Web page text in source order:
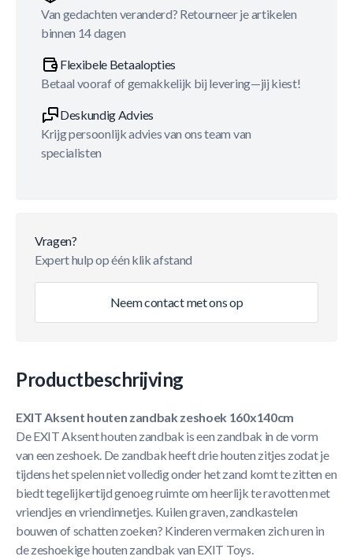
Van gedachten veranderd? Retourneer je artikelen
binnen 14 dagen
Flexibele Betaalopties
Betaal vooraf of gemakkelijk bij levering—jij kiest!
Deskundig Advies
Krijg persoonlijk advies van ons team van
specialisten
Vragen?
Expert hulp op één klik afstand
Neem contact met ons op
Productbeschrijving
EXIT Aksent houten zandbak zeshoek 160x140cm
De EXIT Aksent houten zandbak is een zandbak in de vorm
van een zeshoek. De zandbak heeft drie houten zitjes zodat je
tijdens het spelen niet volledig onder het zand komt te zitten en
biedt tegelijkertijd genoeg ruimte om heerlijk te ravotten met
vriendjes en vriendinnetjes. Kuilen graven, zandkastelen
bouwen of schatten zoeken? Kinderen vermaken zich uren in
de zeshoekige houten zandbak van EXIT Toys.